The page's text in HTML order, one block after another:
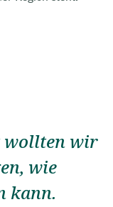
wollten wir
wie
kann.